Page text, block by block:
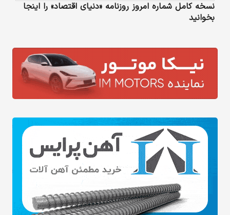
نسخه کامل شماره امروز روزنامه «دنیای‌ اقتصاد» را اینجا
بخوانید